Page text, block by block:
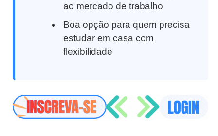
ao mercado de trabalho
Boa opção para quem precisa
estudar em casa com
flexibilidade